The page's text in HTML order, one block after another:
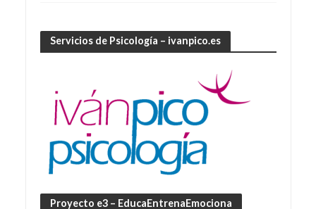
Servicios de Psicología – ivanpico.es
Proyecto e3 – EducaEntrenaEmociona